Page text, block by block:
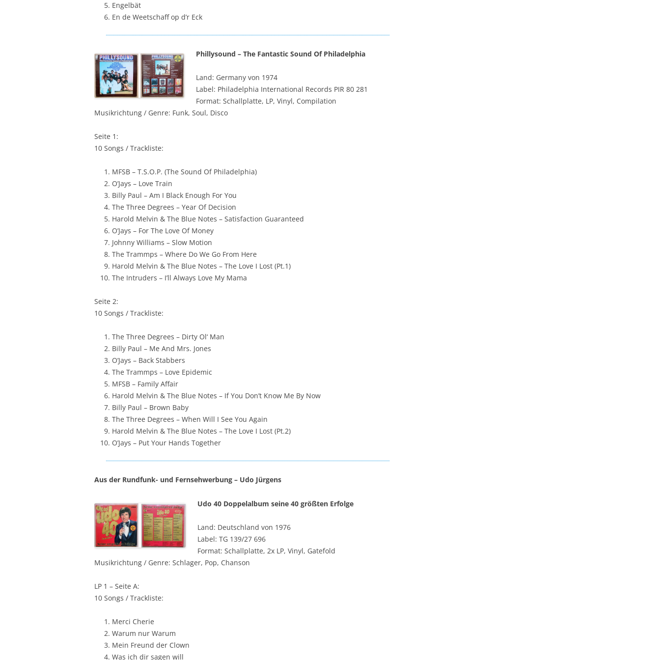
Engelbät
En de Weetschaff op d’r Eck
Phillysound – The Fantastic Sound Of Philadelphia
Land: Germany von 1974
Label: Philadelphia International Records PIR 80 281
Format: Schallplatte, LP, Vinyl, Compilation
Musikrichtung / Genre: Funk, Soul, Disco
Seite 1:
10 Songs / Trackliste:
MFSB – T.S.O.P. (The Sound Of Philadelphia)
O’Jays – Love Train
Billy Paul – Am I Black Enough For You
The Three Degrees – Year Of Decision
Harold Melvin & The Blue Notes – Satisfaction Guaranteed
O’Jays – For The Love Of Money
Johnny Williams – Slow Motion
The Trammps – Where Do We Go From Here
Harold Melvin & The Blue Notes – The Love I Lost (Pt.1)
The Intruders – I’ll Always Love My Mama
Seite 2:
10 Songs / Trackliste:
The Three Degrees – Dirty Ol‘ Man
Billy Paul – Me And Mrs. Jones
O’Jays – Back Stabbers
The Trammps – Love Epidemic
MFSB – Family Affair
Harold Melvin & The Blue Notes – If You Don’t Know Me By Now
Billy Paul – Brown Baby
The Three Degrees – When Will I See You Again
Harold Melvin & The Blue Notes – The Love I Lost (Pt.2)
O’Jays – Put Your Hands Together
Aus der Rundfunk- und Fernsehwerbung – Udo Jürgens
Udo 40 Doppelalbum seine 40 größten Erfolge
Land: Deutschland von 1976
Label: TG 139/27 696
Format: Schallplatte, 2x LP, Vinyl, Gatefold
Musikrichtung / Genre: Schlager, Pop, Chanson
LP 1 – Seite A:
10 Songs / Trackliste:
Merci Cherie
Warum nur Warum
Mein Freund der Clown
Was ich dir sagen will